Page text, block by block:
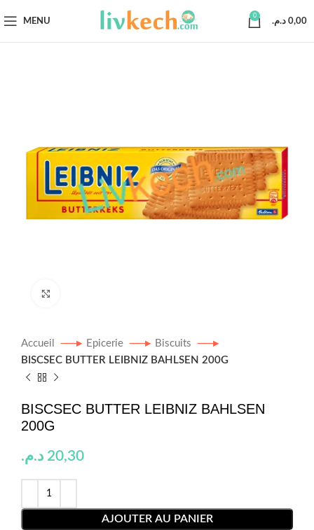
MENU
0
0,00 د.م.
Accueil Epicerie
Biscuits
BISCSEC BUTTER LEIBNIZ BAHLSEN 200G
BISCSEC BUTTER LEIBNIZ BAHLSEN
200G
20,30 د.م.
AJOUTER AU PANIER